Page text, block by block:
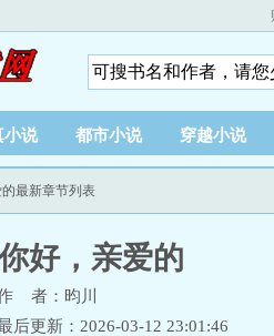
小说 都市小说 穿越小说
最新章节列表
好，亲爱的
者：昀川
后更新：2026-03-12 23:01:46